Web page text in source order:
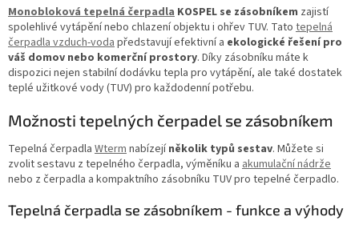
l
á
d
a
c
í
r
v
k
y
v
p
Monobloková tepelná čerpadla KOSPEL se zásobníkem zajistí
spolehlivé vytápění nebo chlazení objektu i ohřev TUV. Tato tepelná
čerpadla vzduch-voda představují efektivní a ekologické řešení pro
váš domov nebo komerční prostory. Díky zásobníku máte k
dispozici nejen stabilní dodávku tepla pro vytápění, ale také dostatek
teplé užitkové vody (TUV) pro každodenní potřebu.
Možnosti tepelných čerpadel se zásobníkem
Tepelná čerpadla Wtermnabízejíněkolik typů sestav. Můžete si
zvolit sestavu z tepelného čerpadla, výměníku a akumulační nádrže
nebo z čerpadla a kompaktního zásobníku TUV pro tepelné čerpadlo.
Tepelná čerpadla se zásobníkem - funkce a výhody